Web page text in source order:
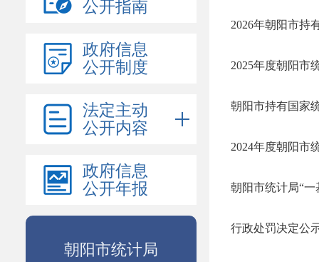
公开指南
政府信息
公开制度
法定主动
公开内容
政府信息
公开年报
朝阳市统计局
2026年朝阳市持
2025年度朝阳市
朝阳市持有国家
2024年度朝阳市
朝阳市统计局“
行政处罚决定公